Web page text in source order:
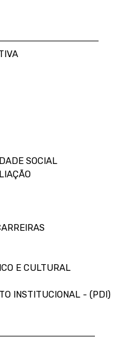
SOCIAL
E CULTURAL
INSTITUCIONAL - (PDI)